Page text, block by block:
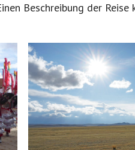
Beschrei­bung der Reise